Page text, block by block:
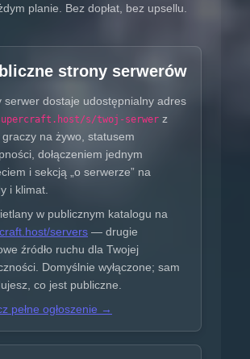
planie. Bez dopłat, bez upsellu.
strony serwerów
serwer dostaje udostępnialny adres
s/twoj-serwer z
graczy na żywo, statusem
dołączeniem jednym
i sekcją „o serwerze” na
i klimat.
w publicznym katalogu na
servers — drugie
źródło ruchu dla Twojej
Domyślnie wyłączone; sam
co jest publiczne.
pełne ogłoszenie →